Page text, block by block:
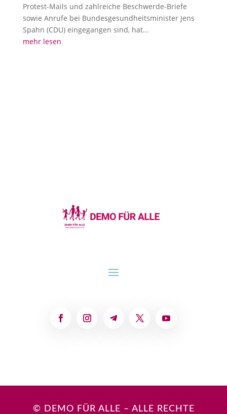
Protest-Mails und zahlreiche Beschwerde-Briefe
sowie Anrufe bei Bundesgesundheitsminister Jens
Spahn (CDU) eingegangen sind, hat...
mehr lesen
© DEMO FÜR ALLE – ALLE RECHTE